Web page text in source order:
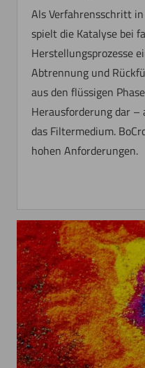
Als Verfahrensschritt
spielt die Katalyse bei
Herstellungsprozesse
Abtrennung und
aus den flüssigen
Herausforderung dar –
das Filtermedium.
hohen Anforderungen.